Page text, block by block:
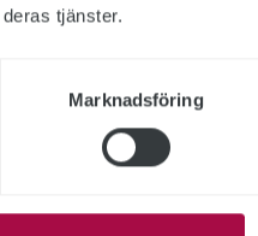
tjänster.
Marknadsföring